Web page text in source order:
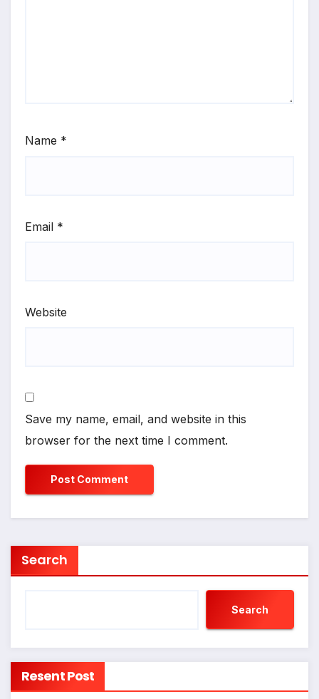
Name *
Email *
Website
Save my name, email, and website in this
browser for the next time I comment.
Search
Search
Resent Post